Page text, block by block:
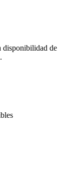
disponibilidad de